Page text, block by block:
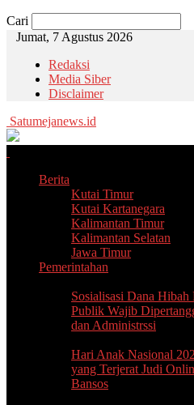
Cari
Jumat, 7 Agustus 2026
Redaksi
Media Siber
Disclaimer
Satumejanews.id
Berita
Kutai Timur
Kutai Kartanegara
Kalimantan Timur
Kalimantan Selatan
Jawa Timur
Pemerintahan
Sosialisasi Dana
Publik Wajib
dan Administrssi
Hari Anak Nasional
yang ‎Terjerat Judi
Bansos